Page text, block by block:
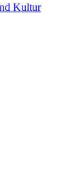
Kultur